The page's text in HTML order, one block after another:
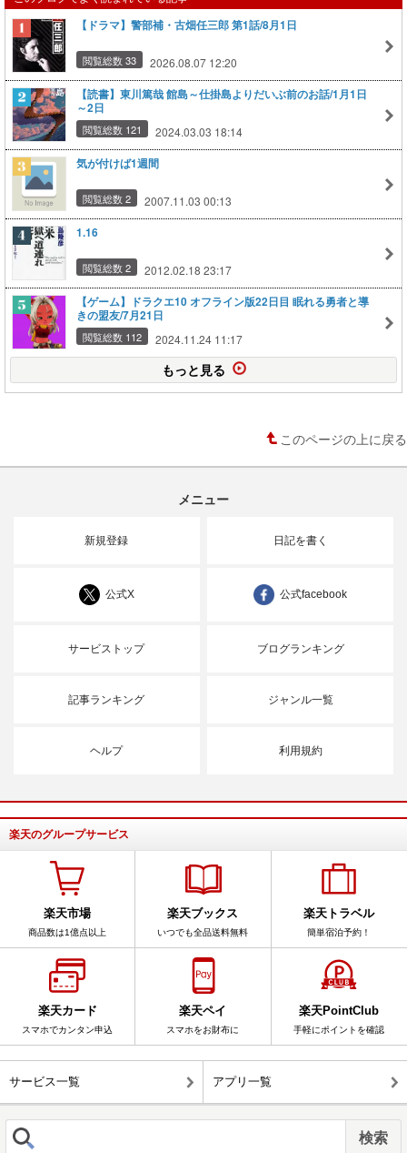
【ドラマ】警部補・古畑任三郎 第1話/8月1日
閲覧総数 33 2026.08.07 12:20
【読書】東川篤哉 館島～仕掛島よりだいぶ前のお話/1月1日
～2日
閲覧総数 121 2024.03.03 18:14
気が付けば1週間
閲覧総数 2 2007.11.03 00:13
1.16
閲覧総数 2 2012.02.18 23:17
【ゲーム】ドラクエ10 オフライン版22日目 眠れる勇者と導
きの盟友/7月21日
閲覧総数 112 2024.11.24 11:17
もっと見る
このページの上に戻る
メニュー
新規登録 日記を書く
公式X 公式facebook
サービストップ ブログランキング
記事ランキング ジャンル一覧
ヘルプ 利用規約
楽天のグループサービス
楽天市場
商品数は1億点以上
楽天ブックス
いつでも全品送料無料
楽天トラベル
簡単宿泊予約！
楽天カード
スマホでカンタン申込
楽天ペイ
スマホをお財布に
楽天PointClub
手軽にポイントを確認
サービス一覧 アプリ一覧